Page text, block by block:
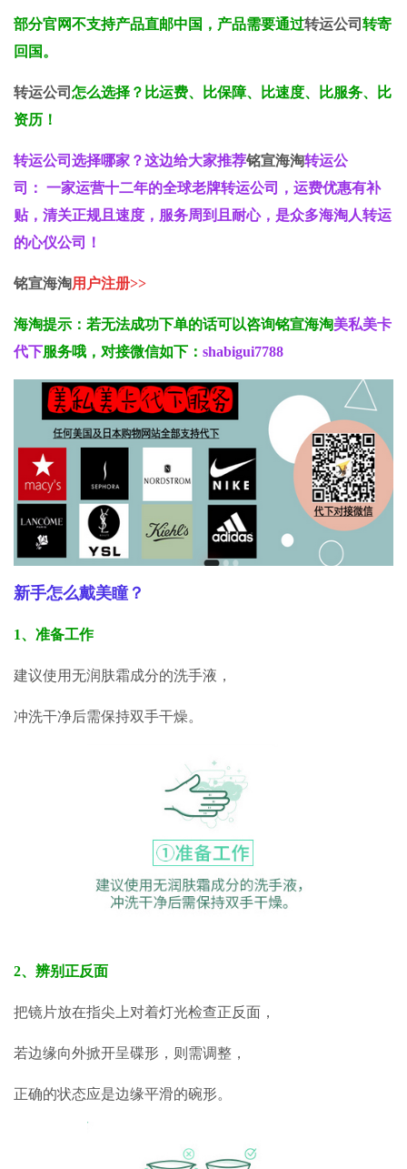
部分官网不支持产品直邮中国，产品需要通过转运公司 转寄
回国。
转运公司 怎么选择？比运费、比保障、比速度、比服务、
比
资历！
转运公司选择哪家？这边给大家推荐铭宣海淘转运公
司： 一家运营十二年的全球老牌转运公司，运费优惠有补
贴，清关正规且速度，服务周到且耐心，是众多海淘人转运
的心仪公司！
铭宣海淘用户注册>>
海淘提示：若无法成功下单的话可以咨询铭宣海淘美私美卡
代下服务哦，对接微信如下： shabigui7788
新手怎么戴美瞳？
1、 准备工作
建议使用无润肤霜成分的洗手液，
冲洗干净后需保持双手干燥。
2、辨别正反面
把镜片放在指尖上对着灯光检查正反面，
若边缘向外掀开呈碟形，则 需调整，
正确的状态应是边缘平滑的碗形。